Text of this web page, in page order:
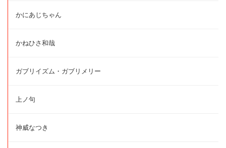
かにあじちゃん
かねひさ和哉
ガブリイズム・ガブリメリー
上ノ句
神威なつき